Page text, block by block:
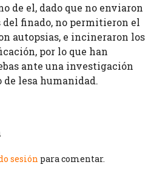
de el, dado que no enviaron
finado, no permitieron el
autopsias, e incineraron los
por lo que han
ante una investigación
lesa humanidad.
sesión para comentar.